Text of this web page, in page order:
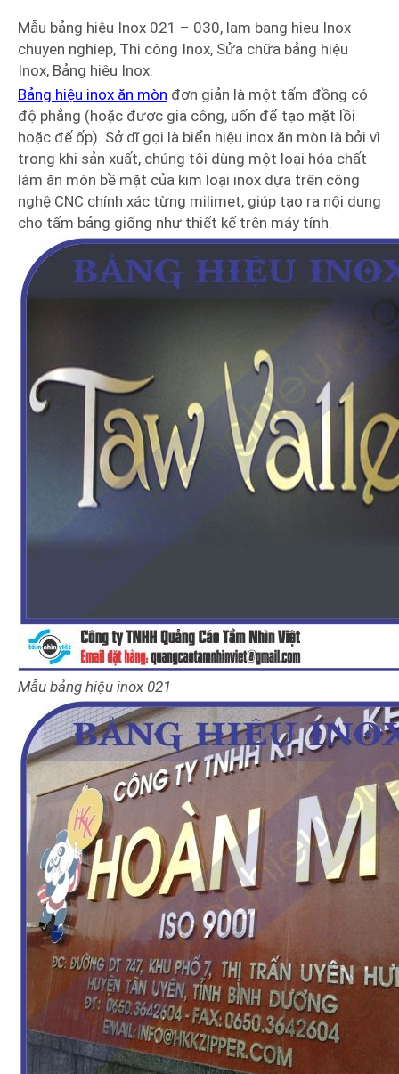
Mẫu bảng hiệu Inox 021 – 030, lam bang hieu Inox
chuyen nghiep, Thi công Inox, Sửa chữa bảng hiệu
Inox, Bảng hiệu Inox.
Bảng hiệu inox ăn mòn đơn giản là một tấm đồng có
độ phẳng (hoặc được gia công, uốn để tạo mặt lồi
hoặc đế ốp). Sở dĩ gọi là biển hiệu inox ăn mòn là bởi vì
trong khi sản xuất, chúng tôi dùng một loại hóa chất
làm ăn mòn bề mặt của kim loại inox dựa trên công
nghệ CNC chính xác từng milimet, giúp tạo ra nội dung
cho tấm bảng giống như thiết kế trên máy tính.
Mẫu bảng hiệu inox 021